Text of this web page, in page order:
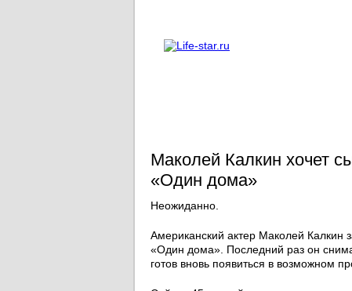
Маколей Калкин хочет
«Один дома»
Неожиданно.
Американский актер Маколей Калкин
«Один дома». Последний раз он
готов вновь появиться в возможном